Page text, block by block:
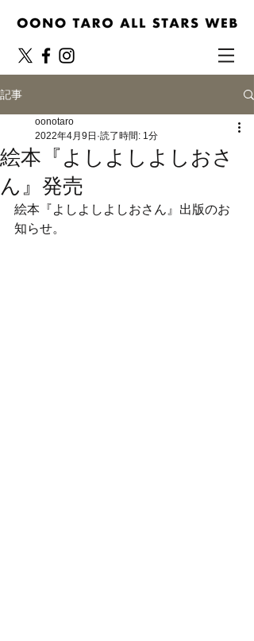
記事
絵本『よしよしよしおさ
ん』発売
oonotaro
2022年4月9日 読了時間: 1分
絵本『よしよしよしおさん』出版のお
知らせ。